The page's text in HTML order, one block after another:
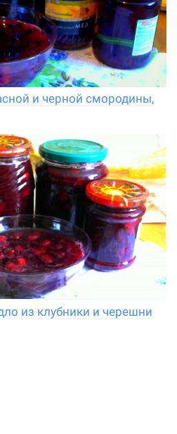
и черной смородины,
из клубники и черешни